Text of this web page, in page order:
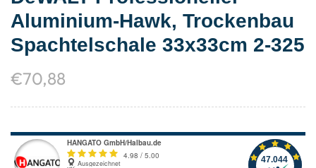
Aluminium-Hawk, Trockenbau
Spachtelschale 33x33cm 2-325
€70,88